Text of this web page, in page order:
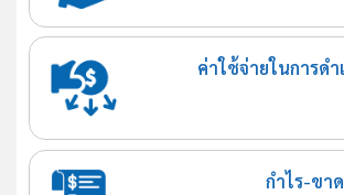
ค่าใช้จ่ายในการด
กำไร-ขา